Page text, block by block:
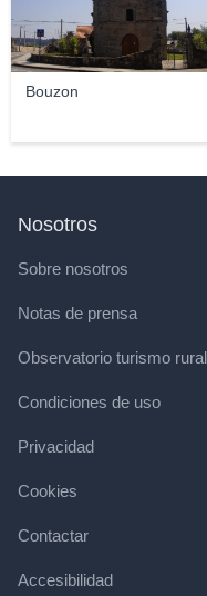
Bouzon
Nosotros
Sobre nosotros
Notas de prensa
Observatorio turismo rural
Condiciones de uso
Privacidad
Cookies
Contactar
Accesibilidad